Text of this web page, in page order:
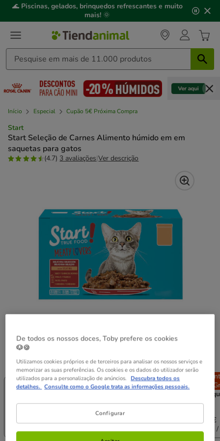
3,
mensagem,
🌊 Piscinas, gelados, brinquedos refrescantes e muito
mais! 🌞
Início Especial Cupão 5€ Próxima Compra
Start
Start Seleção de Carnes Alimento húmido em em
saquetas para gatos
(4.7) 3 avaliações|Ver descrição
Peso:48 saquetas x 100 g
100 g
Entrega
Grátis
5.99€
(4.99€ / kg)
100 g
Entrega
Grátis
(4.74€ / kg)
100 g
Entrega
Grátis
(4.48€ / kg)
96
100 g
38.68€
(4.03€
De todos os nossos doces, Toby prefere os cookies
🐶🍪
Utilizamos cookies próprios e de terceiros para analisar os nossos serviços e
memorizar as suas preferências. Os cookies e os dados do utilizador serão
utilizados para a personalização de anúncios. Descubra todos os
detalhes. Consulte como o Google trata as informações pessoais.
Configurar